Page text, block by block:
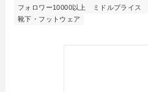
フォロワー10000以上
ミドルプライス
靴下・フットウェア